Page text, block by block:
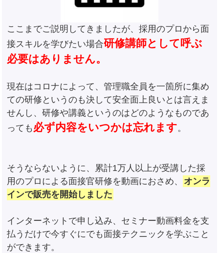
ここまでご説明してきましたが、採用のプロから面
接スキルを学びたい場合研修講師として呼ぶ
必要はありません。
現在はコロナによって、管理職全員を一箇所に集め
ての研修というのも決して安全面上良いとは言えま
せんし、研修や講義というのはどのようなものであ
っても 必ず内容をいつかは忘れます。
そうならないように、累計1万人以上が受講した採
用のプロによる面接官研修を動画におさめ、
オンラ
インで販売を開始しました
インターネットで申し込み、セミナー動画料金を支
払うだけで今すぐにでも面接テクニックを学ぶこと
ができます。